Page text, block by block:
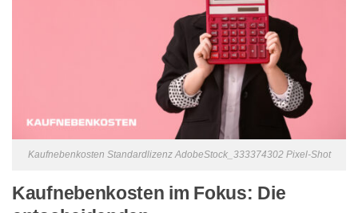
Kaufnebenkosten Standardlizenz AdobeStock_333374302 Pixel-Shot
Kaufnebenkosten im Fokus: Die